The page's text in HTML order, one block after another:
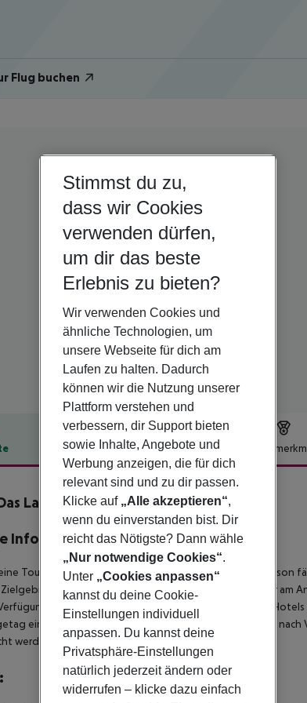
Flug buchen
Hotelbeschreibung
Lagrimas
5
Informationen
Touristensteuer ab einem Alter von 13 Jahren pro Person
ab 04:00 Uhr morgens steht das Hotelzimmer am
Ebenso ist die offizielle Check-Out-Zeit des Hotels
ein. Früh-Check-In bzw. Spät-Check-Out können je
werden.
Stimmst du zu,
dass wir Cookies
verwenden dürfen,
um dir das beste
Erlebnis zu bieten?
Wir verwenden Cookies und
ähnliche Technologien, um
unsere Webseite für dich am
Laufen zu halten. Dadurch
können wir die Nutzung unserer
Plattform verstehen und
verbessern, dir Support bieten
sowie Inhalte, Angebote und
Werbung anzeigen, die für dich
relevant sind und zu dir passen.
Klicke auf „Alle akzeptieren“,
wenn du einverstanden bist. Dir
reicht das Nötigste? Dann wähle
„Nur notwendige Cookies“.
Unter „Cookies anpassen“
kannst du deine Cookie-
Einstellungen individuell
anpassen. Du kannst deine
Privatsphäre-Einstellungen
natürlich jederzeit ändern oder
widerrufen – klicke dazu einfach